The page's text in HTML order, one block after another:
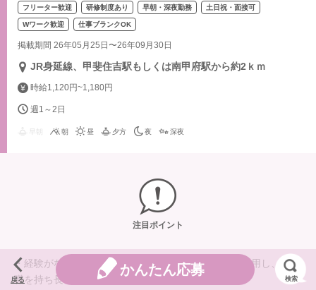
フリーター歓迎 研修制度あり 早朝・深夜勤務 土日祝・面接可
Wワーク歓迎 仕事ブランクOK
掲載期間 26年05月25日〜26年09月30日
JR身延線、甲斐住吉駅もしくは南甲府駅から約2ｋｍ
時給1,120円~1,180円
週1～2日
朝 昼 夕方 夜 深夜
注目ポイント
・経験がない方でも会社補助による資格取得制度を利用し、手に
職を持ち長く就労頂ける環境を整えております。
戻る
かんたん応募
検索